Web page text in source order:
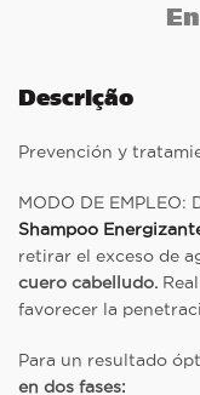
Descrição
Prevención y
MODO DE EMPLEO:
Shampoo
retirar el exceso de
cuero cabelludo.
favorecer la
Para un resultado
en dos fases: